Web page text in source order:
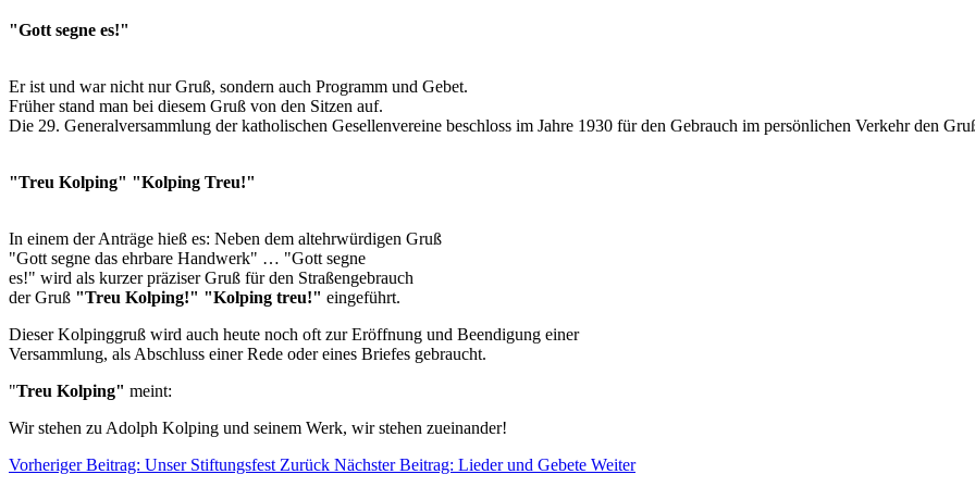
"Gott segne es!"
Er ist und war nicht nur Gruß, sondern auch Programm und Gebet.
Früher stand man bei diesem Gruß von den Sitzen auf.
Die 29. Generalversammlung der katholischen Gesellenvereine beschloss im Jahre 1930 für den Gebrauch im persönlichen Verkehr den
"Treu Kolping" "Kolping Treu!"
In einem der Anträge hieß es: Neben dem altehrwürdigen Gruß
"Gott segne das ehrbare Handwerk" … "Gott segne
es!" wird als kurzer präziser Gruß für den Straßengebrauch
der Gruß "Treu Kolping!" "Kolping treu!" eingeführt.
Dieser Kolpinggruß wird auch heute noch oft zur Eröffnung und Beendigung einer
Versammlung, als Abschluss einer Rede oder eines Briefes gebraucht.
"Treu Kolping" meint:
Wir stehen zu Adolph Kolping und seinem Werk, wir stehen zueinander!
Vorheriger Beitrag: Unser Stiftungsfest Zurück Nächster Beitrag: Lieder und Gebete Weiter